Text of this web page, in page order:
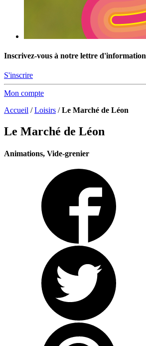
Inscrivez-vous à notre lettre d'information
S'inscrire
Mon compte
Accueil /Loisirs /Le Marché de Léon
Le Marché de Léon
Animations, Vide-grenier